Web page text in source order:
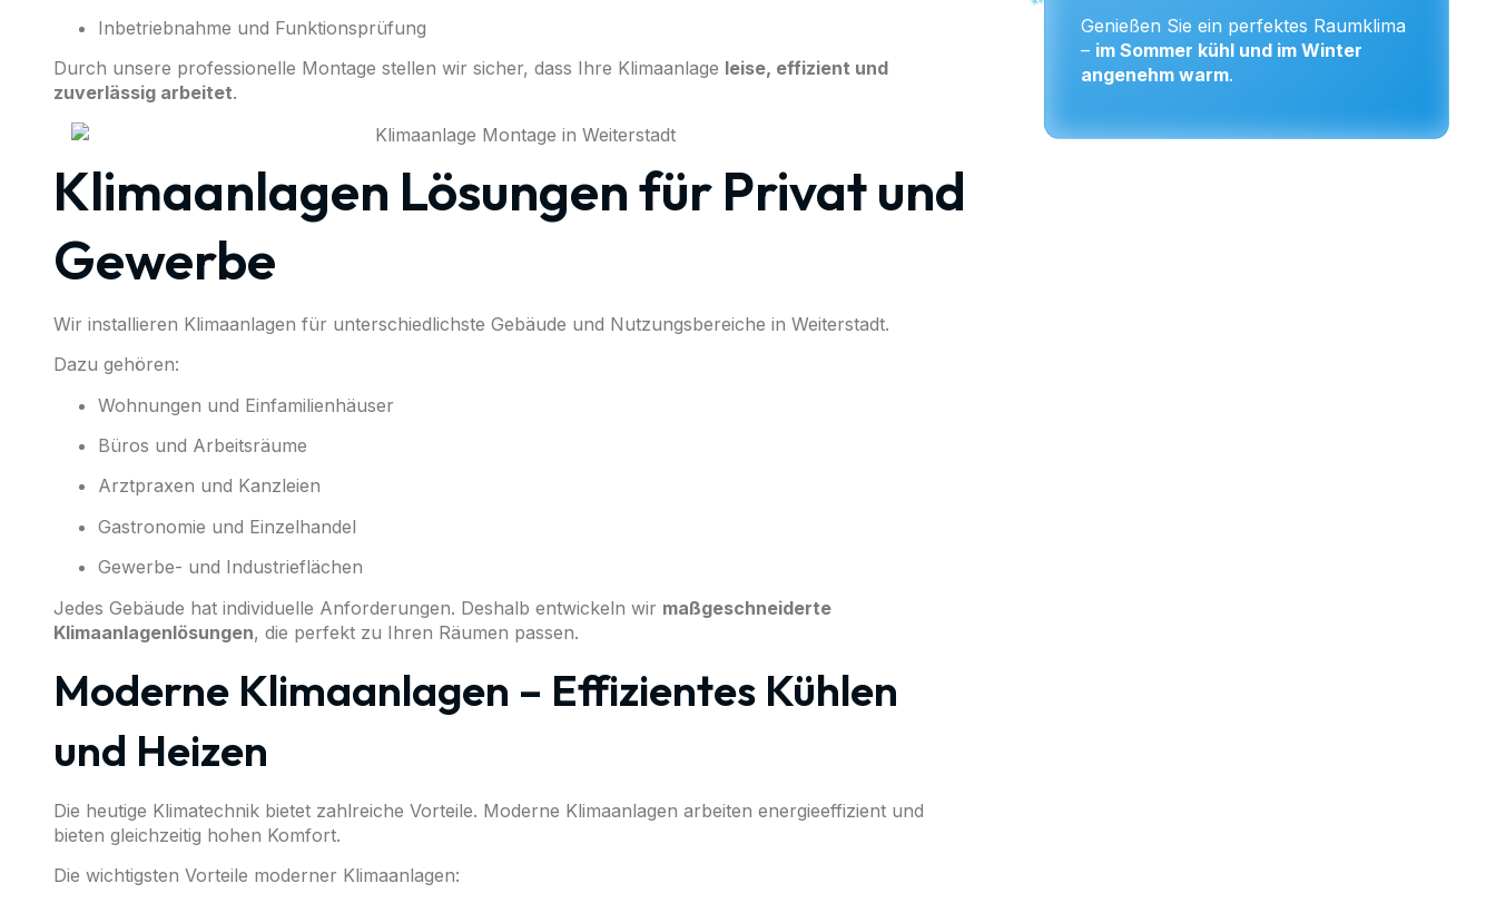
Inbetriebnahme und Funktionsprüfung
Durch unsere professionelle Montage stellen wir sicher, dass Ihre Klimaanlage leise, effizient und
zuverlässig arbeitet.
Klimaanlagen Lösungen für Privat und
Gewerbe
Wir installieren Klimaanlagen für unterschiedlichste Gebäude und Nutzungsbereiche in Weiterstadt.
Dazu gehören:
Wohnungen und Einfamilienhäuser
Büros und Arbeitsräume
Arztpraxen und Kanzleien
Gastronomie und Einzelhandel
Gewerbe- und Industrieflächen
Jedes Gebäude hat individuelle Anforderungen. Deshalb entwickeln wir maßgeschneiderte
Klimaanlagenlösungen, die perfekt zu Ihren Räumen passen.
Moderne Klimaanlagen – Effizientes Kühlen
und Heizen
Die heutige Klimatechnik bietet zahlreiche Vorteile. Moderne Klimaanlagen arbeiten energieeffizient und
bieten gleichzeitig hohen Komfort.
Die wichtigsten Vorteile moderner Klimaanlagen:
Genießen Sie ein perfektes Raumklima
– im Sommer kühl und im Winter
angenehm warm.